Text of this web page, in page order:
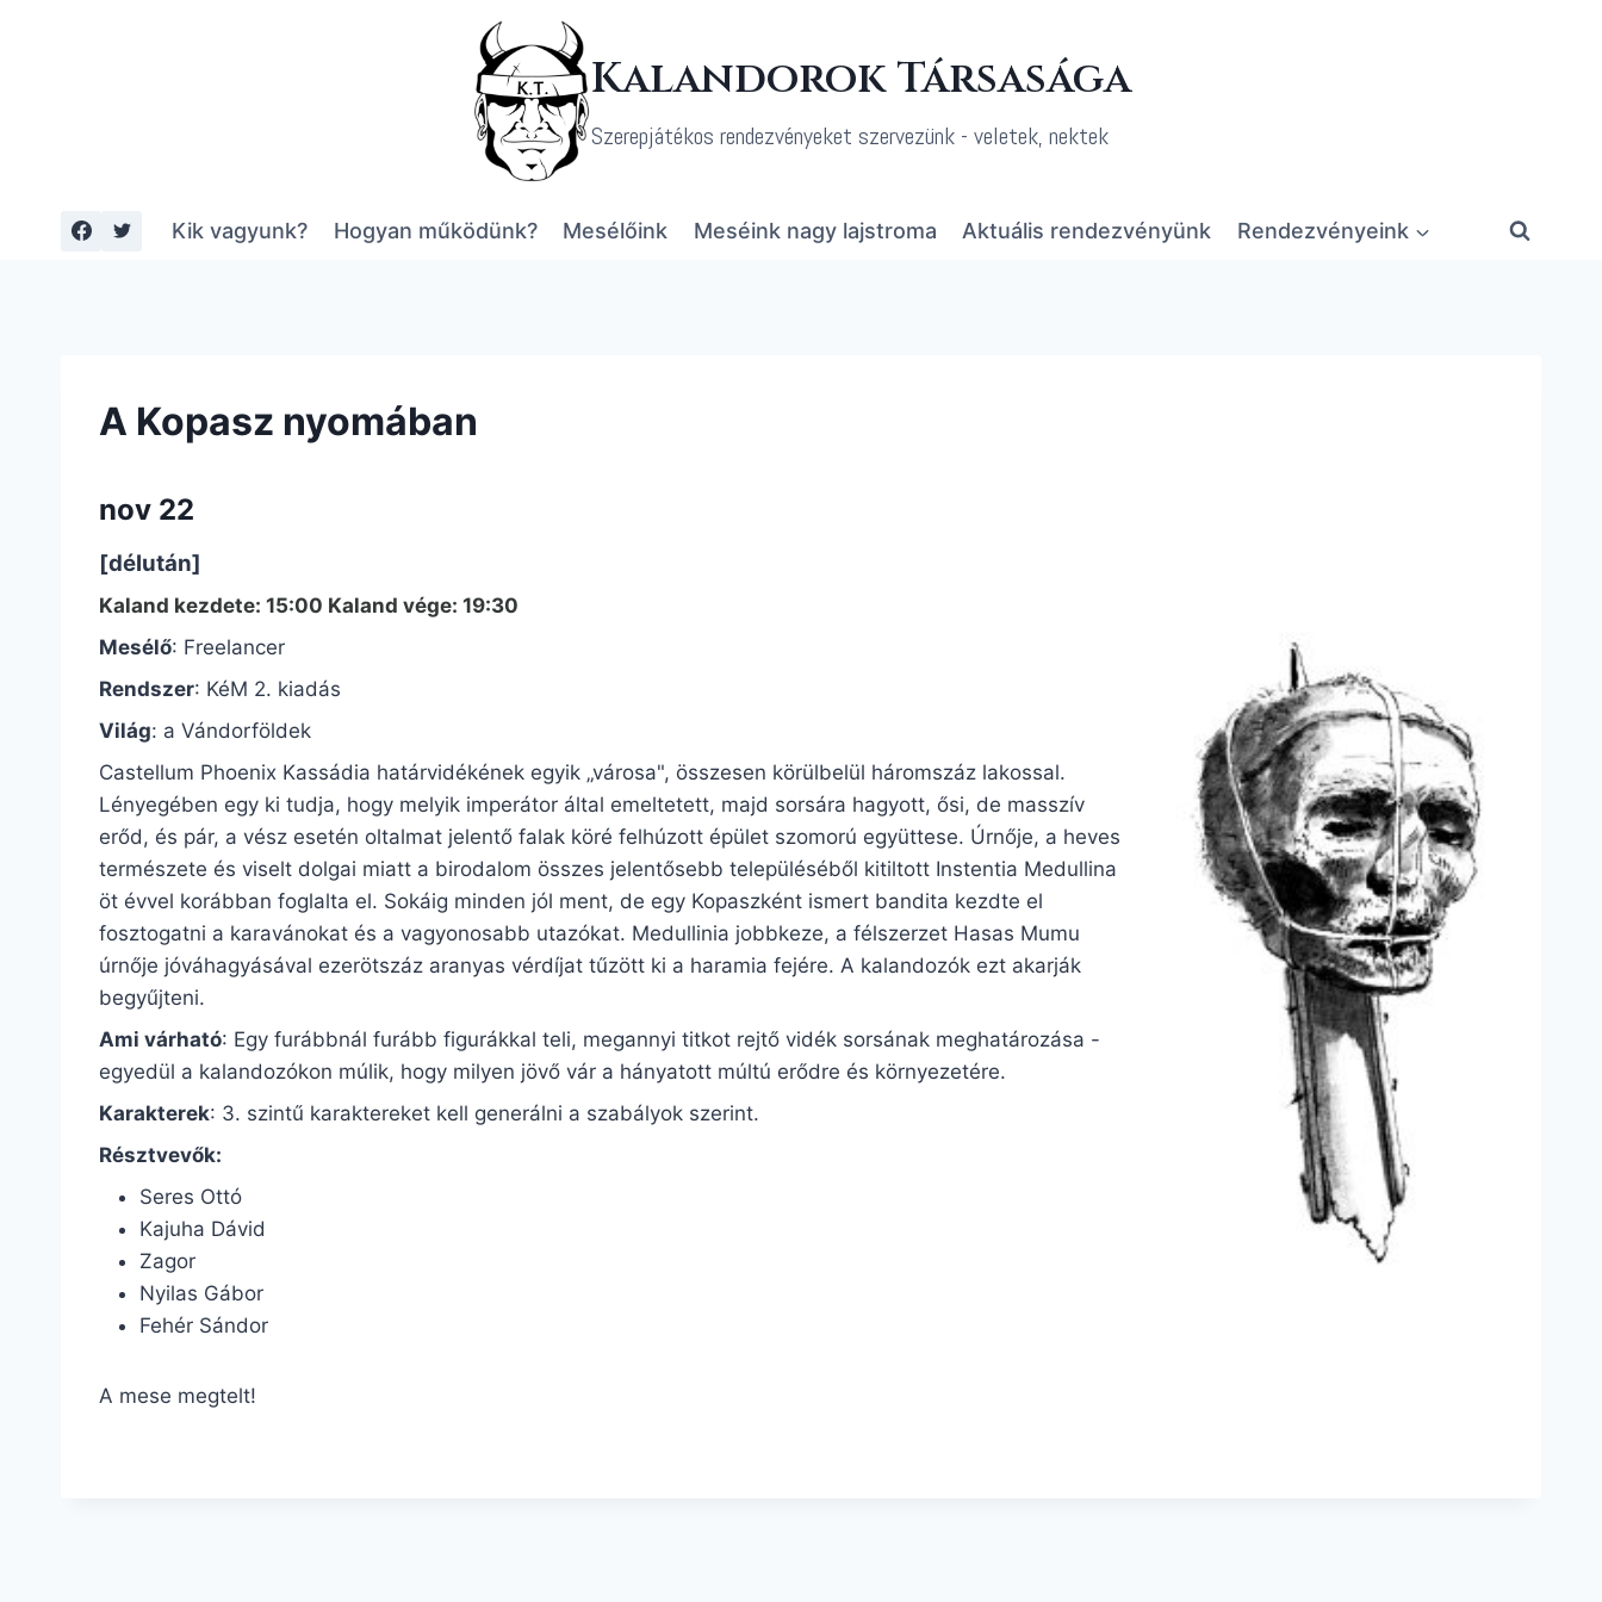
Kalandorok Társasága
Szerepjátékos rendezvényeket szervezünk - veletek, nektek
Kik vagyunk? Hogyan működünk? Mesélőink Meséink nagy lajstroma Aktuális rendezvényünk Rendezvényeink
A Kopasz nyomában
nov 22
[délután]
Kaland kezdete: 15:00 Kaland vége: 19:30
Mesélő: Freelancer
Rendszer: KéM 2. kiadás
Világ: a Vándorföldek
Castellum Phoenix Kassádia határvidékének egyik „városa", összesen körülbelül háromszáz lakossal.
Lényegében egy ki tudja, hogy melyik imperátor által emeltetett, majd sorsára hagyott, ősi, de masszív
erőd, és pár, a vész esetén oltalmat jelentő falak köré felhúzott épület szomorú együttese. Úrnője, a heves
természete és viselt dolgai miatt a birodalom összes jelentősebb településéből kitiltott Instentia Medullina
öt évvel korábban foglalta el. Sokáig minden jól ment, de egy Kopaszként ismert bandita kezdte el
fosztogatni a karavánokat és a vagyonosabb utazókat. Medullinia jobbkeze, a félszerzet Hasas Mumu
úrnője jóváhagyásával ezerötszáz aranyas vérdíjat tűzött ki a haramia fejére. A kalandozók ezt akarják
begyűjteni.
Ami várható: Egy furábbnál furább figurákkal teli, megannyi titkot rejtő vidék sorsának meghatározása -
egyedül a kalandozókon múlik, hogy milyen jövő vár a hányatott múltú erődre és környezetére.
Karakterek: 3. szintű karaktereket kell generálni a szabályok szerint.
Résztvevők:
Seres Ottó
Kajuha Dávid
Zagor
Nyilas Gábor
Fehér Sándor
A mese megtelt!